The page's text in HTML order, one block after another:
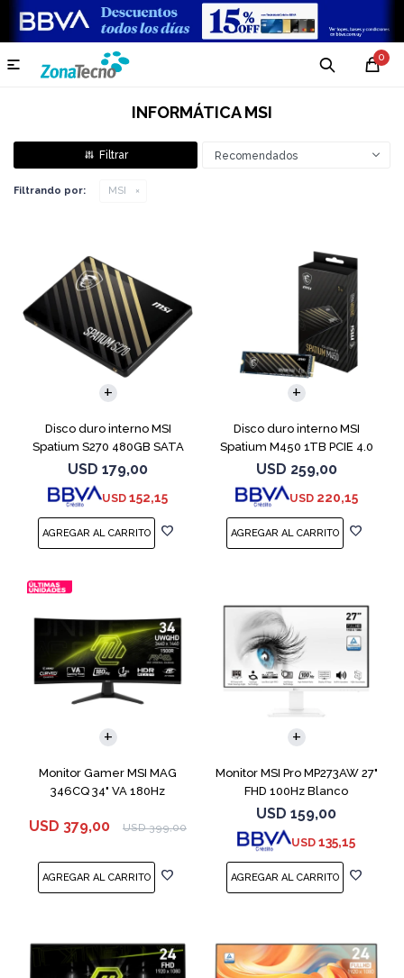
0

INFORMÁTICA MSI
Recomendados
Filtrando por: MSI
Disco duro interno MSI
Spatium S270 480GB SATA
2.5" SATA III
USD 179,00
USD 152,15
Disco duro interno MSI
Spatium M450 1TB PCIE 4.0
NVME M.2 V1
USD 259,00
USD 220,15
Monitor Gamer MSI MAG
346CQ 34" VA 180Hz
USD 379,00 USD 399,00
Monitor MSI Pro MP273AW 27"
FHD 100Hz Blanco
USD 159,00
USD 135,15